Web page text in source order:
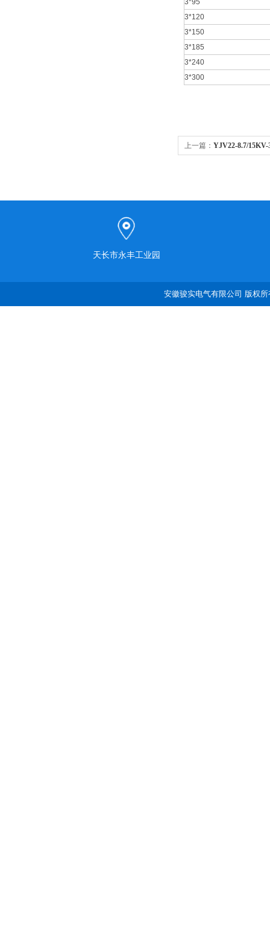
3*95
3*120
3*150
3*185
3*240
3*300
上一篇： YJV22-8.7/
天长市永丰工业园
安徽骏实电气有限公司 版权